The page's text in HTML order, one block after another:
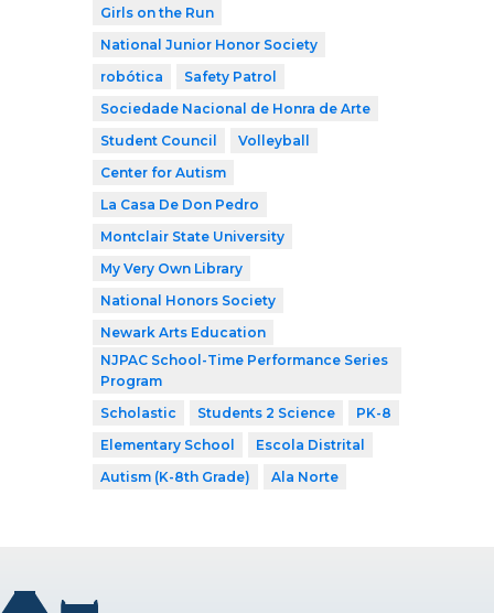
Girls on the Run
National Junior Honor Society
robótica
Safety Patrol
Sociedade Nacional de Honra de Arte
Student Council
Volleyball
Center for Autism
La Casa De Don Pedro
Montclair State University
My Very Own Library
National Honors Society
Newark Arts Education
NJPAC School-Time Performance Series
Program
Scholastic
Students 2 Science
PK-8
Elementary School
Escola Distrital
Autism (K-8th Grade)
Ala Norte